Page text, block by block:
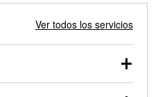
Ver todos los servicios